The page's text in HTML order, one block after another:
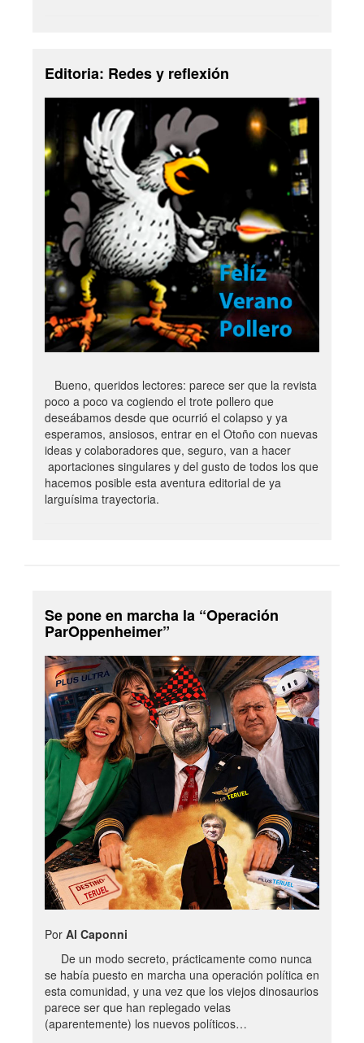
Editoria: Redes y reflexión
Bueno, queridos lectores: parece ser que la revista
poco a poco va cogiendo el trote pollero que
deseábamos desde que ocurrió el colapso y ya
esperamos, ansiosos, entrar en el Otoño con nuevas
ideas y colaboradores que, seguro, van a hacer
aportaciones singulares y del gusto de todos los que
hacemos posible esta aventura editorial de ya
larguísima trayectoria.
Se pone en marcha la “Operación
ParOppenheimer”
Por Al Caponni
De un modo secreto, prácticamente como nunca
se había puesto en marcha una operación política en
esta comunidad, y una vez que los viejos dinosaurios
parece ser que han replegado velas
(aparentemente) los nuevos políticos…